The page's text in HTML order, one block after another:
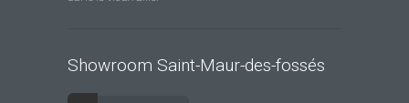
Showroom Saint-Maur-des-fossés